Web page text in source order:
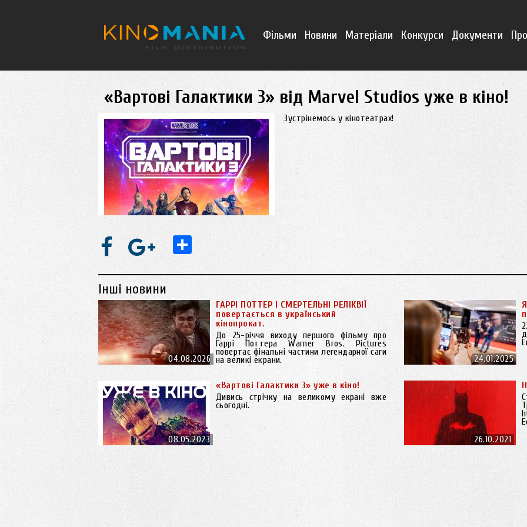
Фільми Новини Матеріали Конкурси Документи
«Вартові Галактики 3» від Marvel Studios уже в кіно!
Зустрінемось у кінотеатрах!
 
Інші новини
ГАРРІ ПОТТЕР І СМЕРТЕЛЬНІ РЕЛІКВІЇ
повертається в український
кінопрокат.
До 25-річчя виходу першого фільму про
Гаррі Поттера Warner Bros. Pictures
повертає фінальні частини легендарної саги
на великі екрани.
04.08.2026
24.01.2025
«Вартові Галактики 3» уже в кіно!
Дивись стрічку на великому екрані вже
сьогодні.
08.05.2023
26.10.2021